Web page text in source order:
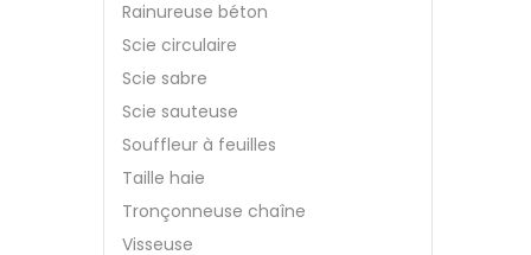
Rainureuse béton
Scie circulaire
Scie sabre
Scie sauteuse
Souffleur à feuilles
Taille haie
Tronçonneuse chaîne
Visseuse